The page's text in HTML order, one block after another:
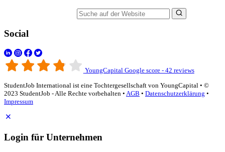
Social
YoungCapital Google score - 42 reviews
StudentJob International ist eine Tochtergesellschaft von YoungCapital • ©
2023 StudentJob - Alle Rechte vorbehalten • AGB • Datenschutzerklärung •
Impressum
Login für Unternehmen